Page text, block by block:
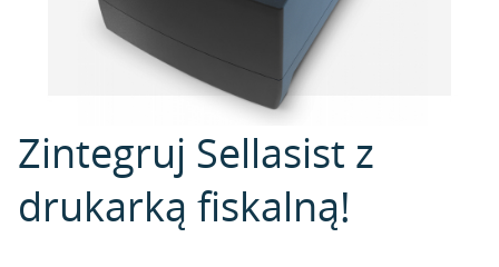
Zintegruj Sellasist z
drukarką fiskalną!